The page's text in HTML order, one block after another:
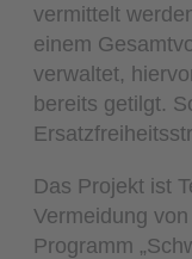
vermittelt
einem
verwaltet,
bereits getilgt.
Das Projekt ist
Vermeidung
Programm